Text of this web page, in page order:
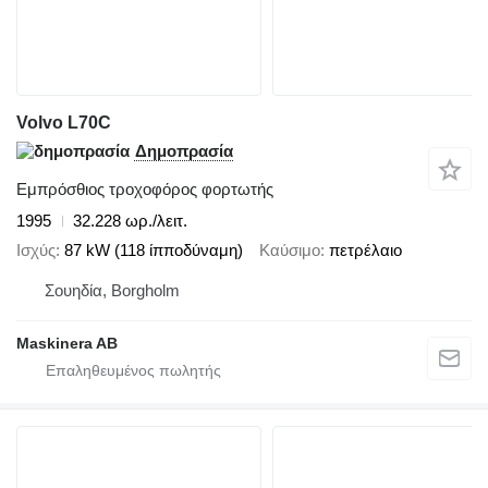
Volvo L70C
Δημοπρασία
Εμπρόσθιος τροχοφόρος φορτωτής
1995
32.228 ωρ./λειτ.
Ισχύς 87 kW (118 ίπποδύναμη) Καύσιμο πετρέλαιο
Σουηδία, Borgholm
Maskinera AB